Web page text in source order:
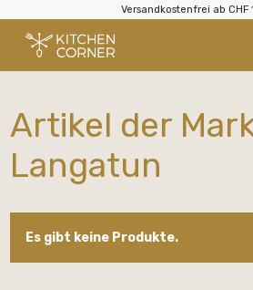
Versandkostenfrei ab CHF
Artikel der
Langatun
Es gibt keine Produkte.